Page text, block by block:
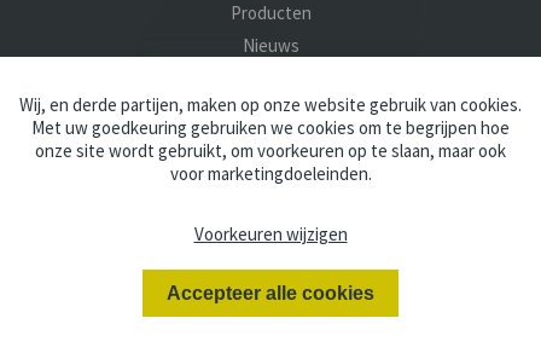
Producten
Nieuws
Over ASP
Contact
Webdesign By Vector BROSS
Wij, en derde partijen, maken op onze website gebruik van cookies.
Met uw goedkeuring gebruiken we cookies om te begrijpen hoe
onze site wordt gebruikt, om voorkeuren op te slaan, maar ook
voor marketingdoeleinden.
Voorkeuren wijzigen
Accepteer alle cookies